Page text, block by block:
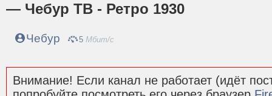
— Чебур ТВ - Ретро 1930
Чебур 5 Мбит/с
Внимание! Если канал не работает (идёт